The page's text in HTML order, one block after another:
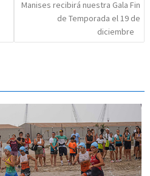
Manises recibirá nuestra Gala Fin
de Temporada el 19 de
diciembre